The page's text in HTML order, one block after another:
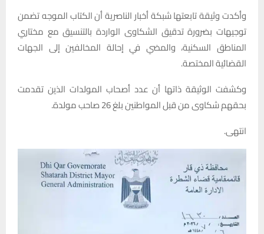
وأكدت وثيقة تابعتها شبكة أخبار الناصرية أن الكتاب الموجه تضمن
توجيهات بضرورة تدقيق الشكاوى الواردة بالتنسيق مع مختاري
المناطق السكنية، والمضي في إحالة المخالفين إلى الجهات
القضائية المختصة.
وكشفت الوثيقة ذاتها أن عدد أصحاب المولدات الذين تقدمت
بحقهم شكاوى من قبل المواطنين بلغ 26 صاحب مولدة.
انتهى.